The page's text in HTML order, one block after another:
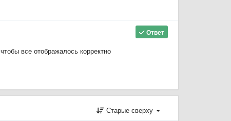
Ответ
все отображалось корректно
Старые сверху